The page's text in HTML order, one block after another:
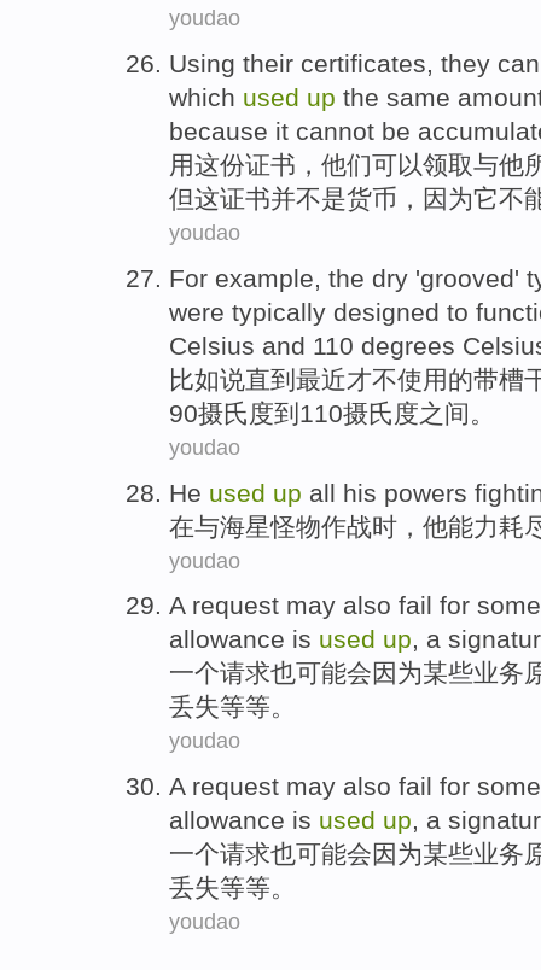
youdao
Using their certificates, they can
which used up the same
because it cannot be
用这份证书， 他们可以领取与他
但这证书并不是货币 ， 因为它不
youdao
For example, the dry 'grooved'
were typically designed to
Celsius and 110 degrees
比如说直到 最近才不使用的带槽
90摄氏度到110摄氏度之间。
youdao
He used up all his powers
在与海星怪物作战时， 他能力耗
youdao
A request may also fail for some
allowance is used up, a
一个请求也可能会因为某些业务
丢失等等。
youdao
A request may also fail for some
allowance is used up, a
一个请求也可能会因为某些业务
丢失等等。
youdao